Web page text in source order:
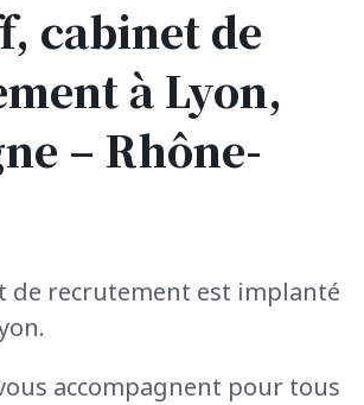
cabinet de
à Lyon,
– Rhône-
de recrutement est implanté
accompagnent pour tous